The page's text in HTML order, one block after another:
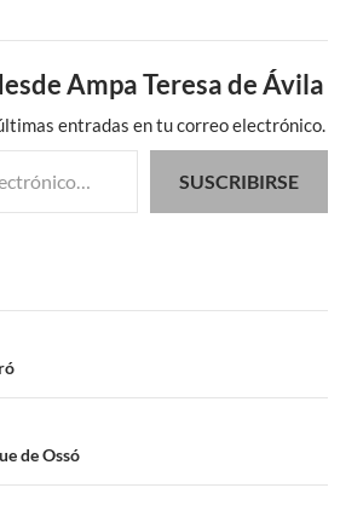
Ampa Teresa de Ávila
entradas en tu correo electrónico.
SUSCRIBIRSE
de Ossó